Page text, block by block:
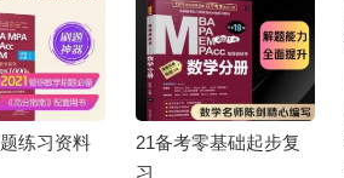
练习资料
21备考零基础起步复
习